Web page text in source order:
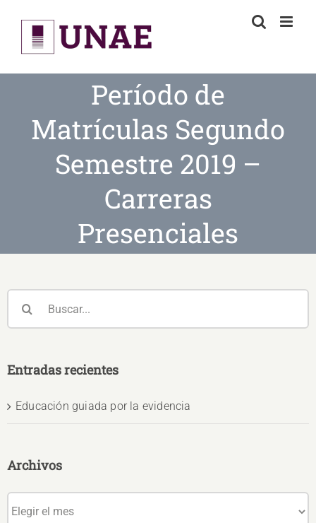
content
Período de
Matrículas Segundo
Semestre 2019 –
Carreras
Presenciales
Entradas recientes
Educación guiada por la evidencia
Archivos